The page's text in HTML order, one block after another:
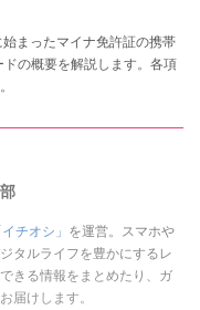
始まったマイナ免許証の携帯
の概要を解説します。各項
チオシ」 を運営。スマホや
タルライフを豊かにするレ
きる情報をまとめたり、ガ
届けします。